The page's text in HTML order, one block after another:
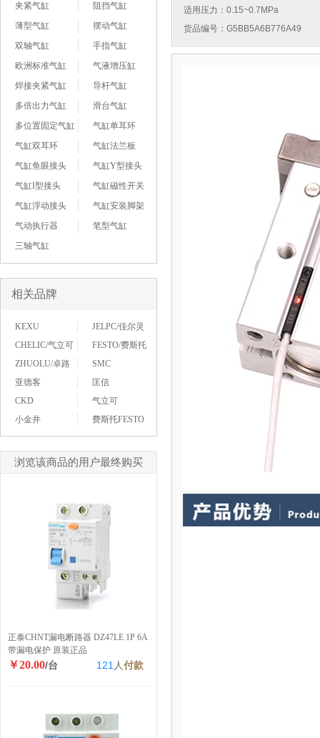
夹紧气缸
阻挡气缸
薄型气缸
摆动气缸
双轴气缸
手指气缸
欧洲标准气缸
气液增压缸
焊接夹紧气缸
导杆气缸
多倍出力气缸
滑台气缸
多位置固定气缸
气缸单耳环
气缸双耳环
气缸法兰板
气缸鱼眼接头
气缸Y型接头
气缸I型接头
气缸磁性开关
气缸浮动接头
气缸安装脚架
气动执行器
笔型气缸
三轴气缸
相关品牌
KEXU
JELPC/佳尔灵
CHELIC/气立可
FESTO/费斯托
ZHUOLU/卓路
SMC
亚德客
匡信
CKD
气立可
小金井
费斯托FESTO
浏览该商品的用户最终购买
正泰CHNT漏电断路器 DZ47LE 1P 6A
带漏电保护 原装正品
￥20.00/台 121 人付款
适用压力：0.15~0.7MPa
货品编号：G5BB5A6B776A49